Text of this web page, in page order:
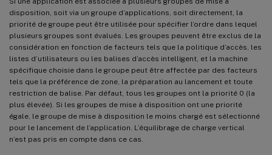
disposition, soit via un groupe d’applications, soit directement, la
priorité de groupe peut être utilisée pour spécifier l’ordre dans lequel
plusieurs groupes sont évalués. Les groupes peuvent être exclus de la
considération en fonction de facteurs tels que la politique d’accès, les
listes d’utilisateurs ou les balises d’accès intelligent, et la machine
spécifique choisie dans le groupe peut être affectée par des facteurs
tels que la préférence de zone, la préparation au lancement et toute
restriction de balise. Par défaut, tous les groupes ont la priorité 0 (la
plus élevée). Si les groupes de mise à disposition ont une priorité
égale, le groupe de mise à disposition le moins chargé est sélectionné
pour le lancement de l’application. L’équilibrage de charge vertical
n’est pas pris en compte dans ce cas.